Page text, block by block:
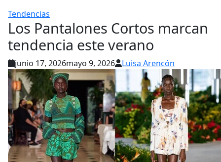
Tendencias
Los Pantalones Cortos marcan
tendencia este verano
junio 17, 2026mayo 9, 2026 Luisa Arencón